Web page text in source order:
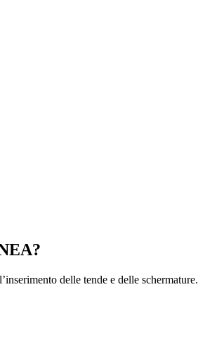
delle tende e delle schermature.